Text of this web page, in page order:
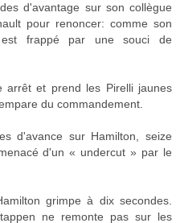
d'avantage sur son collègue
pour renoncer: comme son
frappé par une souci de
arrêt et prend les Pirelli jaunes
du commandement.
d'avance sur Hamilton, seize
d'un « undercut » par le
grimpe à dix secondes.
ne remonte pas sur les